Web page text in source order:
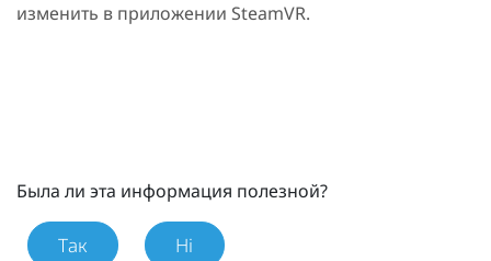
изменить в приложении SteamVR.
Была ли эта информация полезной?
Так Ні